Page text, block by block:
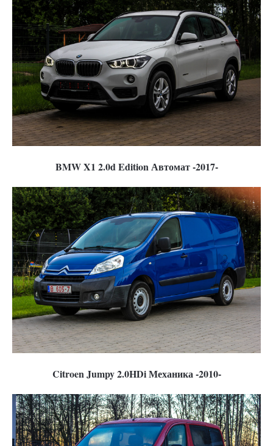
BMW X1 2.0d Edition Автомат -2017-
Citroen Jumpy 2.0HDi Механика -2010-